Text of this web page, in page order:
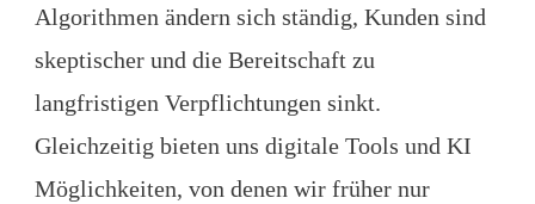
Algorithmen ändern sich ständig, Kunden sind
skeptischer und die Bereitschaft zu
langfristigen Verpflichtungen sinkt.
Gleichzeitig bieten uns digitale Tools und KI
Möglichkeiten, von denen wir früher nur